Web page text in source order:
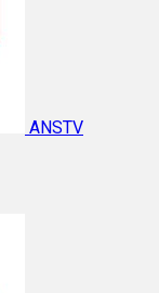
ANSTV